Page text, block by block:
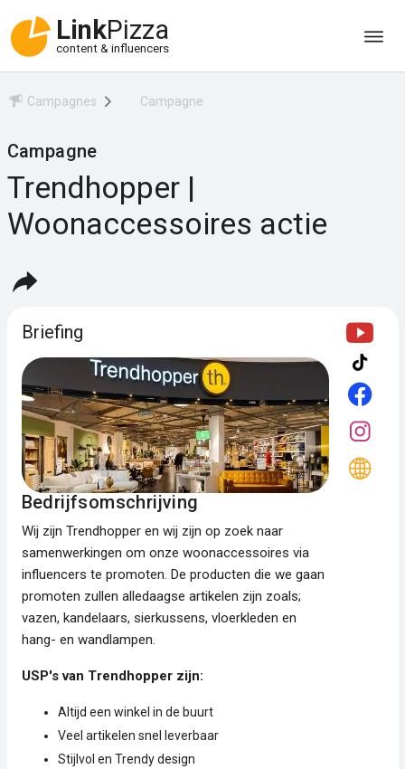
LinkPizza
content & influencers
Campagnes Campagne
Campagne
Trendhopper |
Woonaccessoires actie
Briefing
Bedrijfsomschrijving
Wij zijn Trendhopper en wij zijn op zoek naar
samenwerkingen om onze woonaccessoires via
influencers te promoten. De producten die we gaan
promoten zullen alledaagse artikelen zijn zoals;
vazen, kandelaars, sierkussens, vloerkleden en
hang- en wandlampen.
USP's van Trendhopper zijn:
Altijd een winkel in de buurt
Veel artikelen snel leverbaar
Stijlvol en Trendy design